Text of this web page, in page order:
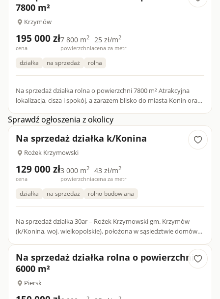
7800 m²
Krzymów
195 000 zł
cena
7 800 m2
powierzchnia
25 zł/m2
cena za metr
działka na sprzedaż rolna
Na sprzedaż działka rolna o powierzchni 7800 m² Atrakcyjna
lokalizacja, cisza i spokój, a zarazem blisko do miasta Konin oraz
Sprawdź ogłoszenia z okolicy
Na sprzedaż działka k/Konina
Rożek Krzymowski
129 000 zł
cena
3 000 m2
powierzchnia
43 zł/m2
cena za metr
działka na sprzedaż rolno-budowlana
Na sprzedaż działka 30ar – Rożek Krzymowski gm. Krzymów
(k/Konina, woj. wielkopolskie), położona w sąsiedztwie domów
Na sprzedaż działka rolna o powierzchni
6000 m²
Piersk